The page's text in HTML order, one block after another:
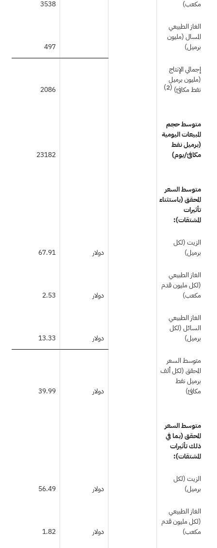
مكعب)
3538
الغاز الطبيعي
المسال (مليون
برميل)
497
إجمالي الإنتاج
(مليون برميل
نفط مكافئ) (2)
2086
متوسط حجم
المبيعات اليومية
(برميل نفط
مكافئ/يوم)
23182
متوسط السعر
المحقق (باستثناء
تأثيرات
المشتقات):
الزيت (لكل
برميل)
دولار 67.91
الغاز الطبيعي
(لكل مليون قدم
مكعب)
دولار 2.53
الغاز الطبيعي
السائل (لكل
برميل)
دولار 13.33
متوسط السعر
المحقق (لكل ألف
برميل نفط
مكافئ)
دولار 39.99
متوسط السعر
المحقق (بما في
ذلك تأثيرات
المشتقات):
الزيت (لكل
برميل)
دولار 56.49
الغاز الطبيعي
(لكل مليون قدم
مكعب)
دولار 1.82